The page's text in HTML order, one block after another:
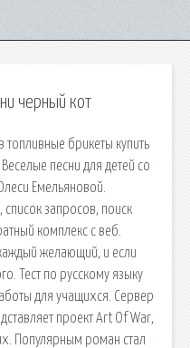
черный кот
топливные брикеты купить
песни для детей со
Емельяновой.
запросов, поиск
комплекс с веб.
желающий, и если
Тест по русскому языку
для учащихся. Сервер
проект Art Of War,
Популярным роман стал